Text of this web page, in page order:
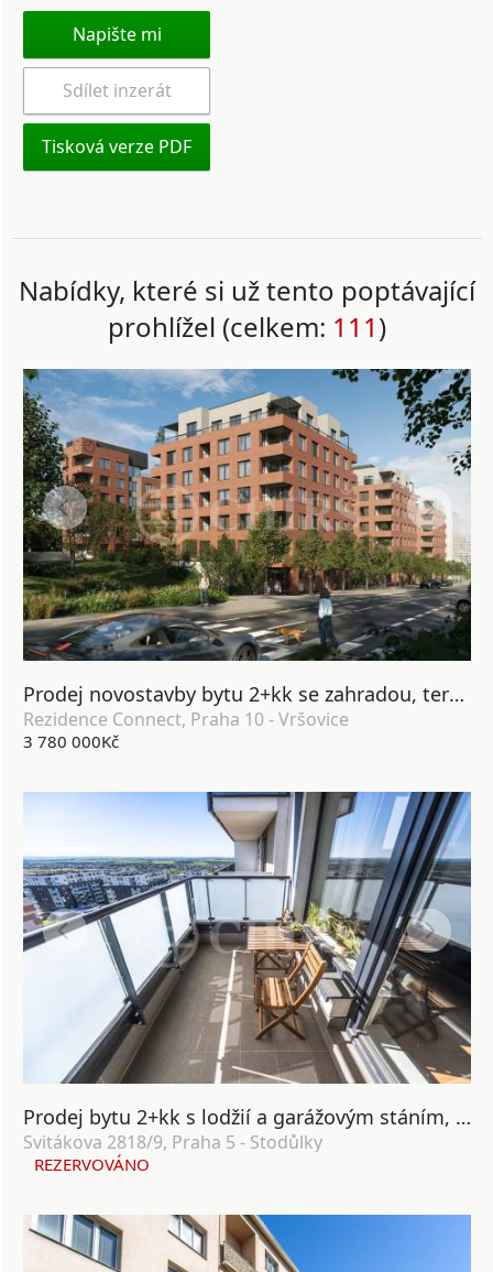
Napište mi
Sdílet inzerát
Tisková verze PDF
Nabídky, které si už tento poptávající
prohlížel (celkem: 111)
Prodej novostavby bytu 2+kk se zahradou, terasou, lodžií, sklepem a garážovým stáním, DV, 64 m2, Praha 10 - Vršovice
Rezidence Connect, Praha 10 - Vršovice
3 780 000Kč
Prodej bytu 2+kk s lodžií a garážovým stáním, OV, 58m², ul. Svitákova 2818/9, Praha 5 - Stodůlky
Svitákova 2818/9, Praha 5 - Stodůlky
REZERVOVÁNO